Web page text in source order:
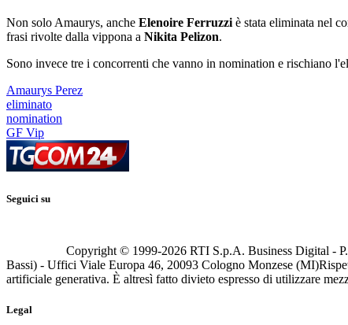
Non solo Amaurys, anche Elenoire Ferruzziè stata eliminata nel
frasi rivolte dalla vippona a Nikita Pelizon.
Sono invece tre i concorrenti che vanno in nomination e rischiano
Amaurys Perez
eliminato
nomination
GF Vip
Seguici su
Copyright © 1999-2026 RTI S.p.A. Business Digital -
Bassi) - Uffici Viale Europa 46, 20093 Cologno Monzese (MI)
artificiale generativa. È altresì fatto divieto espresso di utilizzare
Legal